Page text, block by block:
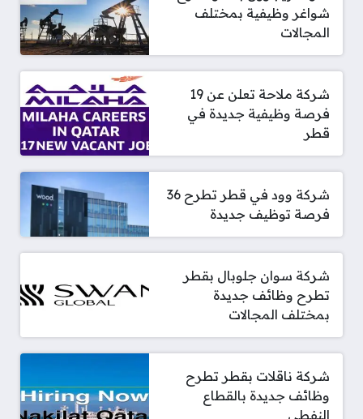
شواغر وظيفية بمختلف
المجالات
شركة ملاحة تعلن عن 19
فرصة وظيفية جديدة في
قطر
شركة وود في قطر تطرح 36
فرصة توظيف جديدة
شركة سوان جلوبال بقطر
تطرح وظائف جديدة
بمختلف المجالات
شركة ناقلات بقطر تطرح
وظائف جديدة بالقطاع
النفطي